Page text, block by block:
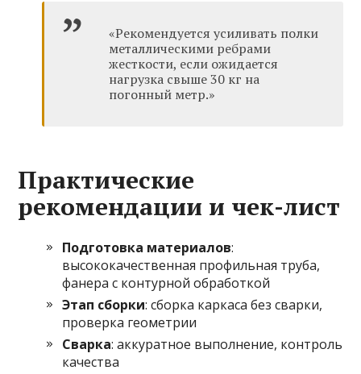
«Рекомендуется усиливать полки
металлическими ребрами
жесткости, если ожидается
нагрузка свыше 30 кг на
погонный метр.»
Практические
рекомендации и чек-лист
Подготовка материалов:
высококачественная профильная труба,
фанера с контурной обработкой
Этап сборки: сборка каркаса без сварки,
проверка геометрии
Сварка: аккуратное выполнение, контроль
качества